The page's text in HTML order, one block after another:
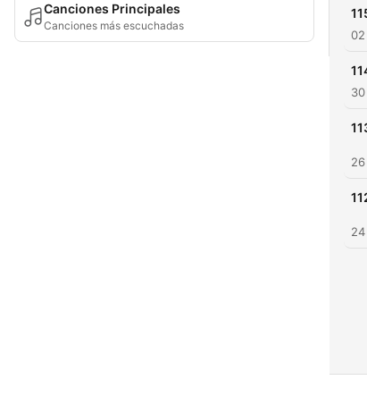
Canciones Principales
Canciones más escuchadas